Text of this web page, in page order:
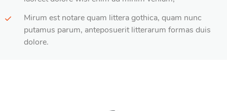
Mirum est notare quam littera gothica, quam nunc
putamus parum, anteposuerit litterarum formas duis
dolore.